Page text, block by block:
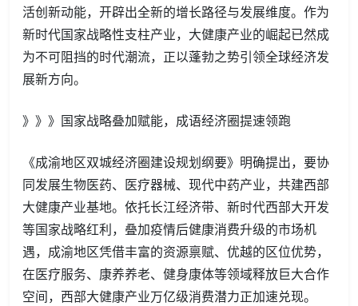
活创新动能，开辟出全新的增长路径与发展维度。作为
新时代国家战略性支柱产业，大健康产业的崛起已然成
为不可阻挡的时代潮流，正以蓬勃之势引领全球经济发
展新方向。
》》》国家战略叠加赋能，成语经济圈提速领跑
《成渝地区双城经济圈建设规划纲要》明确提出，要协
同发展生物医药、医疗器械、现代中药产业，共建西部
大健康产业基地。依托长江经济带、新时代西部大开发
等国家战略红利，叠加疫情后健康消费升级的市场机
遇，成渝地区凭借丰富的资源禀赋、优越的区位优势，
在医疗服务、康养养老、健身康体等领域释放巨大合作
空间，西部大健康产业万亿级消费潜力正加速兑现。